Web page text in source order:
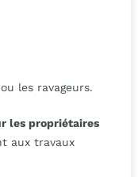
les ravageurs.
les propriétaires
aux travaux